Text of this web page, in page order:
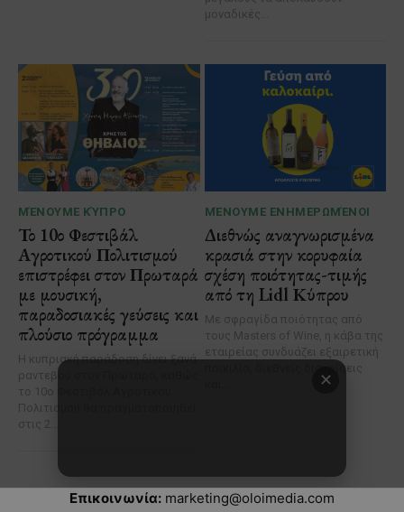
Επικοινωνία: marketing@oloimedia.com